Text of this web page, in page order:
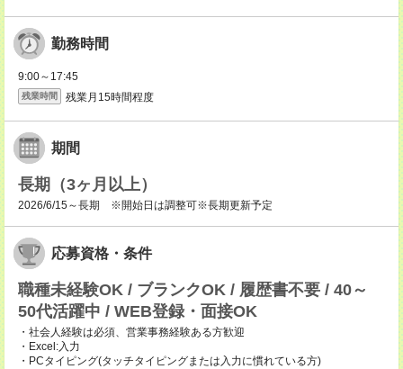
勤務時間
9:00～17:45
残業時間 残業月15時間程度
期間
長期（3ヶ月以上）
2026/6/15～長期 ※開始日は調整可※長期更新予定
応募資格・条件
職種未経験OK / ブランクOK / 履歴書不要 / 40～
50代活躍中 / WEB登録・面接OK
・社会人経験は必須、営業事務経験ある方歓迎
・Excel:入力
・PCタイピング(タッチタイピングまたは入力に慣れている方)